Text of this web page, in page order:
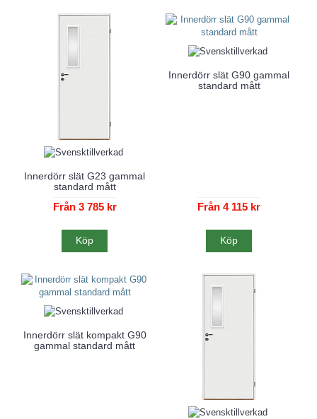
Innerdörr slät G23 gammal
standard mått
Från 3 785 kr
Köp
Innerdörr slät G90 gammal
standard mått
Från 4 115 kr
Köp
Innerdörr slät kompakt G90
gammal standard mått